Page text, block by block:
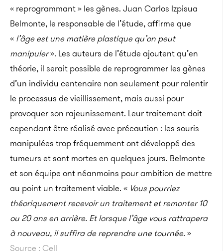
« reprogrammant » les gènes. Juan Carlos Izpisua
Belmonte, le responsable de l’étude, affirme que
« l’âge est une matière plastique qu’on peut
manipuler». Les auteurs de l’étude ajoutent qu’en
théorie, il serait possible de reprogrammer les gènes
d’un individu centenaire non seulement pour ralentir
le processus de vieillissement, mais aussi pour
provoquer son rajeunissement. Leur traitement doit
cependant être réalisé avec précaution : les souris
manipulées trop fréquemment ont développé des
tumeurs et sont mortes en quelques jours. Belmonte
et son équipe ont néanmoins pour ambition de mettre
au point un traitement viable. « Vous pourriez
théoriquement recevoir un traitement et remonter 10
ou 20 ans en arrière. Et lorsque l’âge vous rattrapera
à nouveau, il suffira de reprendre une tournée.»
Source : Cell